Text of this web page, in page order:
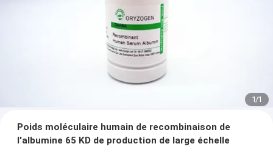
1/1
Poids moléculaire humain de recombinaison de
l'albumine 65 KD de production de large échelle